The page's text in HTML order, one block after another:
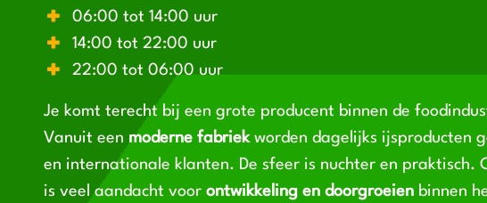
06:00 tot 14:00 uur
14:00 tot 22:00 uur
22:00 tot 06:00 uur
Je komt terecht bij een grote producent binnen de
Vanuit een moderne fabriek worden dagelijks ijsproducten
en internationale klanten. De sfeer is nuchter en praktisch.
is veel aandacht voor ontwikkeling en doorgroeien binnen